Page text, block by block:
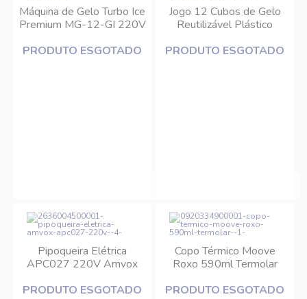
Máquina de Gelo Turbo Ice
Premium MG-12-GI 220V
PRODUTO ESGOTADO
Jogo 12 Cubos de Gelo
Reutilizável Plástico
PRODUTO ESGOTADO
Pipoqueira Elétrica
APC027 220V Amvox
PRODUTO ESGOTADO
Copo Térmico Moove
Roxo 590ml Termolar
PRODUTO ESGOTADO